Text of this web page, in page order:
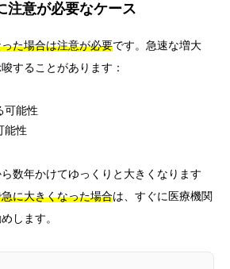
意が必要なケース
た場合は注意が必要です。急速な増大
することがあります：
可能性
能性
数年かけてゆっくりと大きくなります
に大きくなった場合は、すぐに医療機関
します。